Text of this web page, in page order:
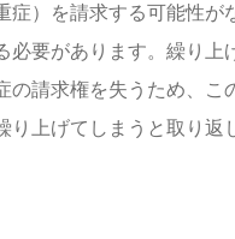
症）を請求する可能性が
必要があります。繰り上
の請求権を失うため、こ
り上げてしまうと取り返